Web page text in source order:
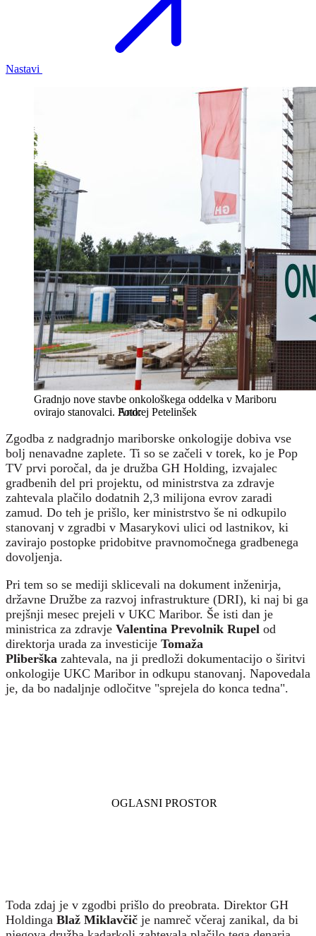
Nastavi
Gradnjo nove stavbe onkološkega oddelka v Mariboru
ovirajo stanovalci. Andrej Petelinšek
Zgodba z nadgradnjo mariborske onkologije dobiva vse
bolj nenavadne zaplete. Ti so se začeli v torek, ko je Pop
TV prvi poročal, da je družba GH Holding, izvajalec
gradbenih del pri projektu, od ministrstva za zdravje
zahtevala plačilo dodatnih 2,3 milijona evrov zaradi
zamud. Do teh je prišlo, ker ministrstvo še ni odkupilo
stanovanj v zgradbi v Masarykovi ulici od lastnikov, ki
zavirajo postopke pridobitve pravnomočnega gradbenega
dovoljenja.
Pri tem so se mediji sklicevali na dokument inženirja,
državne Družbe za razvoj infrastrukture (DRI), ki naj bi ga
prejšnji mesec prejeli v UKC Maribor. Še isti dan je
ministrica za zdravje Valentina Prevolnik Rupel od
direktorja urada za investicije Tomaža
Pliberška zahtevala, na ji predloži dokumentacijo o širitvi
onkologije UKC Maribor in odkupu stanovanj. Napovedala
je, da bo nadaljnje odločitve "sprejela do konca tedna".
Toda zdaj je v zgodbi prišlo do preobrata. Direktor GH
Holdinga Blaž Miklavčič je namreč včeraj zanikal, da bi